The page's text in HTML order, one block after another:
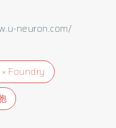
neuron.com/
Foundry